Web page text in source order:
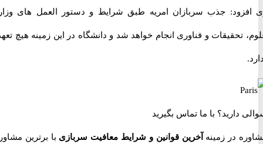
جذب سربازان امریه طبق شرایط و دستور العمل های وزارت
تحقیقات و فناوری انجام خواهد شد و دانشگاه در این زمینه هیچ تعهدی
دارید؟ با ما تماس بگیرید
در زمینهآخرین قوانین و شرایط معافیت سربازیبا برترین مشاوران